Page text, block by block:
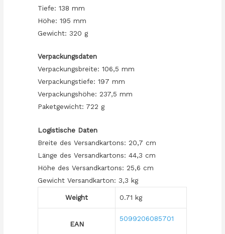
Tiefe: 138 mm
Höhe: 195 mm
Gewicht: 320 g
Verpackungsdaten
Verpackungsbreite: 106,5 mm
Verpackungstiefe: 197 mm
Verpackungshöhe: 237,5 mm
Paketgewicht: 722 g
Logistische Daten
Breite des Versandkartons: 20,7 cm
Länge des Versandkartons: 44,3 cm
Höhe des Versandkartons: 25,6 cm
Gewicht Versandkarton: 3,3 kg
Weight 0.71 kg
EAN
5099206085701